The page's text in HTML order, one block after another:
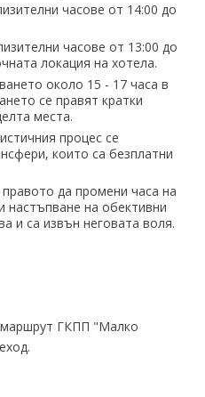
часове от 14:00 до
часове от 13:00 до
локация на хотела.
около 15 - 17 часа в
се правят кратки
места.
процес се
които са безплатни
да промени часа на
настъпване на обективни
и са извън неговата воля.
ГКПП "Малко